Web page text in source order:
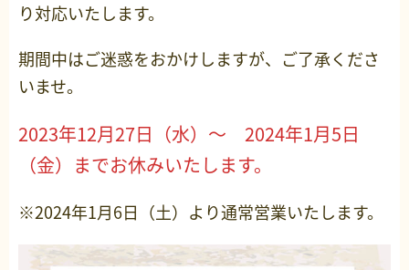
り対応いたします。
期間中はご迷惑をおかけしますが、ご了承くださ
いませ。
2023年12月27日（水）～ 2024年1月5日
（金）までお休みいたします。
※2024年1月6日（土）より通常営業いたします。